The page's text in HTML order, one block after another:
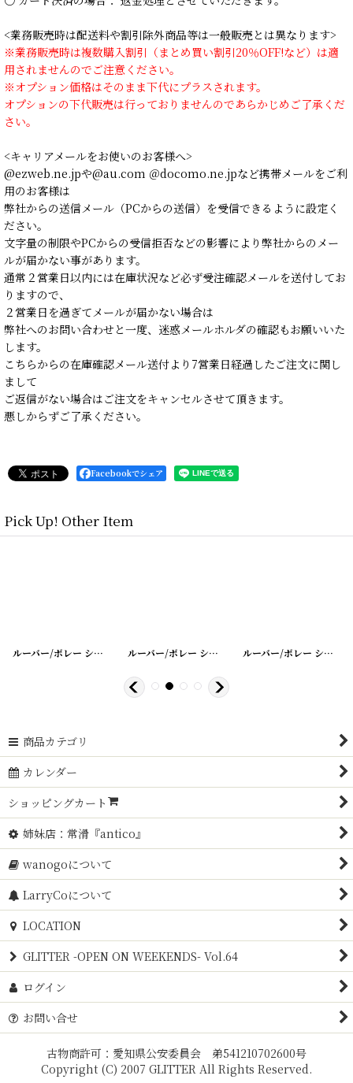
<業務販売時は配送料や割引除外商品等は一般販売とは異なります>
※業務販売時は複数購入割引（まとめ買い割引20％OFF!など）は適
用されませんのでご注意ください。
※オプション価格はそのまま下代にプラスされます。
オプションの下代販売は行っておりませんのであらかじめご了承くだ
さい。
<キャリアメールをお使いのお客様へ>
@ezweb.ne.jpや@au.com ＠docomo.ne.jpなど携帯メールをご利
用のお客様は
弊社からの送信メール（PCからの送信）を受信できるように設定く
ださい。
文字量の制限やPCからの受信拒否などの影響により弊社からのメー
ルが届かない事があります。
通常２営業日以内には在庫状況など必ず受注確認メールを送付してお
りますので、
２営業日を過ぎてメールが届かない場合は
弊社へのお問い合わせと一度、迷惑メールホルダの確認もお願いいた
します。
こちらからの在庫確認メール送付より7営業日経過したご注文に関し
まして
ご返信がない場合はご注文をキャンセルさせて頂きます。
悪しからずご了承ください。
Facebookでシェア
Pick Up! Other Item
] [20200401-24 ]
ルーバー/ボレー シャッター シングル [20200401-23 ]
ルーバー/ボレー シャッター シングル [20200401-17
ルーバー/ボレー シャッター シングル
商品カテゴリ
カレンダー
ショッピングカート
姉妹店：常滑『antico』
wanogoについて
LarryCoについて
LOCATION
GLITTER -OPEN ON WEEKENDS- Vol.64
ログイン
お問い合せ
古物商許可：愛知県公安委員会 弟541210702600号
Copyright (C) 2007 GLITTER All Rights Reserved.